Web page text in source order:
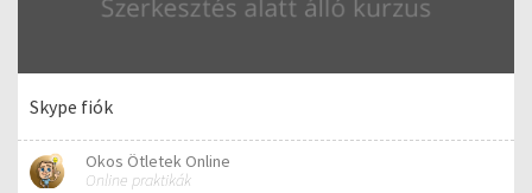
Skype fiók
Okos Ötletek Online
Online praktikák